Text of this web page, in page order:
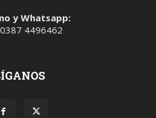
y Whatsapp:
4496462